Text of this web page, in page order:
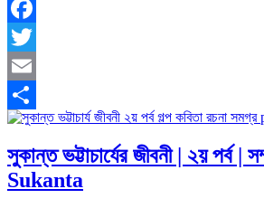
Facebook
Twitter
Email
Share
সুকান্ত ভট্টাচার্যের জীবনী | ২য় পর্ব |
Sukanta